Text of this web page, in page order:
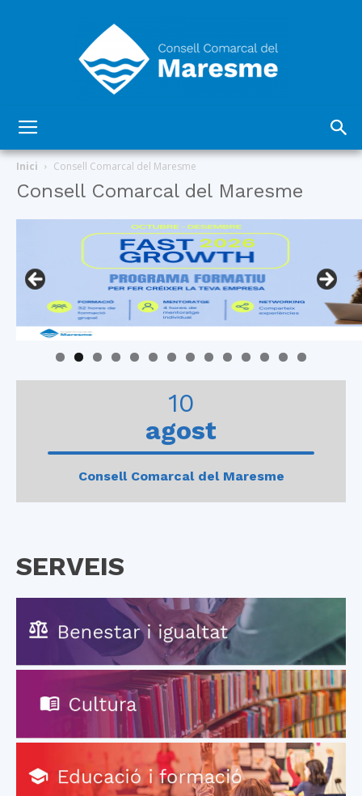
del
Maresme
Inici Consell Comarcal del Maresme
Consell Comarcal del Maresme
0 1 2 3 4
10
agost
Consell Comarcal del Maresme
SERVEIS